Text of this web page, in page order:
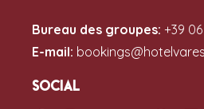
Bureau des groupes: +39 06
E-mail:
Social